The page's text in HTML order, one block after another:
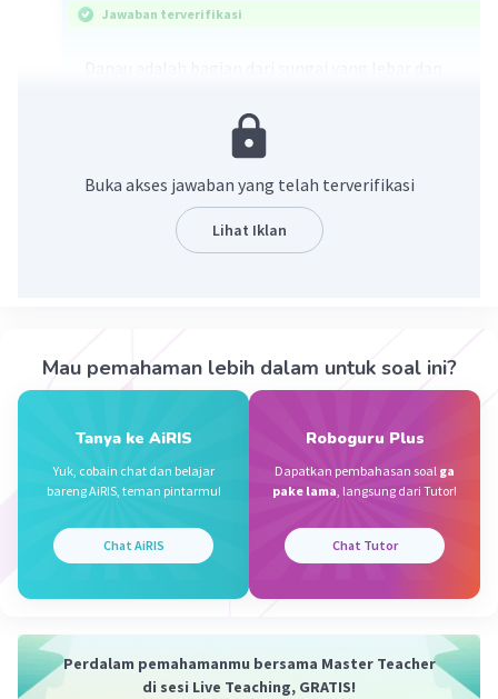
Jawaban terverifikasi
ruas lain dari sungai yang bersangkutan
Beri Rating
Iklan
Level 42
Jawaban:
Danau adalah suatu wilayah yang berbentuk
cekungan besar di permukaan bumi yang terisi
oleh air, baik itu air tawar atau air asin, dan
dikelilingi oleh daratan.
Buka akses jawaban yang telah terverifikasi
Lihat Iklan
Mau pemahaman lebih dalam untuk soal ini?
Tanya ke AiRIS
Yuk, cobain chat dan belajar
bareng AiRIS, teman pintarmu!
Chat AiRIS
Roboguru Plus
Dapatkan pembahasan soal ga
pake lama, langsung dari Tutor!
Chat Tutor
Perdalam pemahamanmu bersama Master Teacher
di sesi Live Teaching, GRATIS!